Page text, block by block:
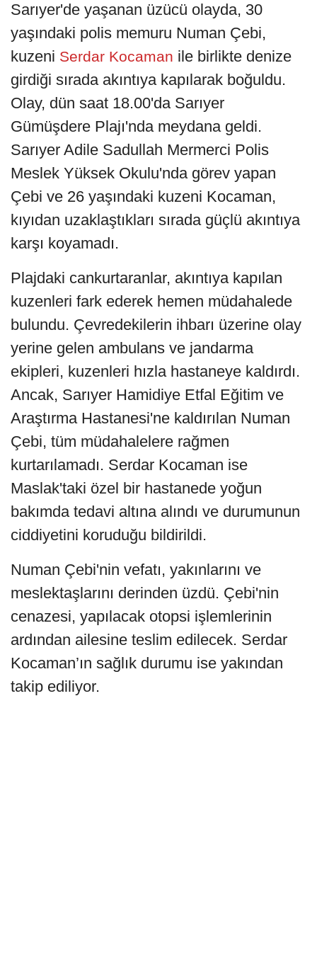
Sarıyer'de yaşanan üzücü olayda, 30
yaşındaki polis memuru Numan Çebi,
kuzeni Serdar Kocaman ile birlikte denize
girdiği sırada akıntıya kapılarak boğuldu.
Olay, dün saat 18.00'da Sarıyer
Gümüşdere Plajı'nda meydana geldi.
Sarıyer Adile Sadullah Mermerci Polis
Meslek Yüksek Okulu'nda görev yapan
Çebi ve 26 yaşındaki kuzeni Kocaman,
kıyıdan uzaklaştıkları sırada güçlü akıntıya
karşı koyamadı.
Plajdaki cankurtaranlar, akıntıya kapılan
kuzenleri fark ederek hemen müdahalede
bulundu. Çevredekilerin ihbarı üzerine olay
yerine gelen ambulans ve jandarma
ekipleri, kuzenleri hızla hastaneye kaldırdı.
Ancak, Sarıyer Hamidiye Etfal Eğitim ve
Araştırma Hastanesi'ne kaldırılan Numan
Çebi, tüm müdahalelere rağmen
kurtarılamadı. Serdar Kocaman ise
Maslak'taki özel bir hastanede yoğun
bakımda tedavi altına alındı ve durumunun
ciddiyetini koruduğu bildirildi.
Numan Çebi'nin vefatı, yakınlarını ve
meslektaşlarını derinden üzdü. Çebi'nin
cenazesi, yapılacak otopsi işlemlerinin
ardından ailesine teslim edilecek. Serdar
Kocaman’ın sağlık durumu ise yakından
takip ediliyor.